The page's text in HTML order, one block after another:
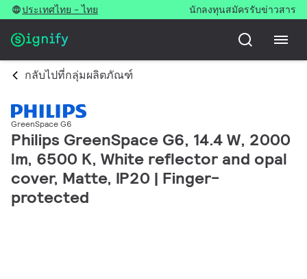
ประเทศไทย - ไทย นักลงทุนสมัครรับข่าวสาร
กลับไปที่กลุ่มผลิตภัณฑ์
GreenSpace G6
Philips GreenSpace G6, 14.4 W, 2000
lm, 6500 K, White reflector and opal
cover, Matte, IP20 | Finger-
protected